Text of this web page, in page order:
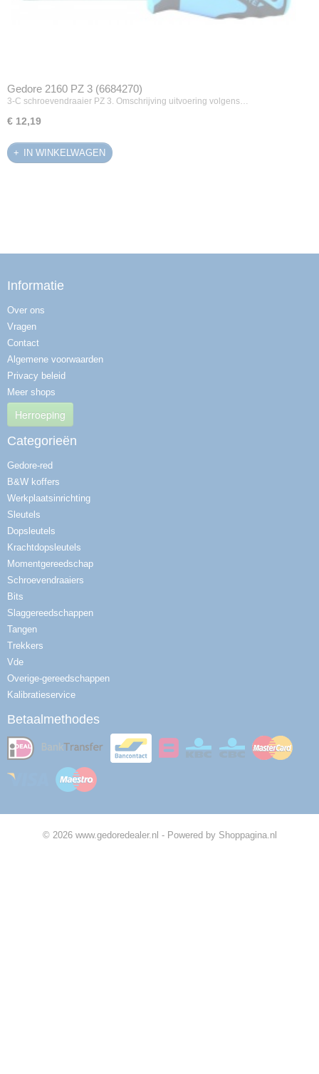
Gedore 2160 PZ 3 (6684270)
3-C schroevendraaier PZ 3. Omschrijving uitvoering volgens…
€ 12,19
IN WINKELWAGEN
Informatie
Over ons
Vragen
Contact
Algemene voorwaarden
Privacy beleid
Meer shops
Herroeping
Categorieën
Gedore-red
B&W koffers
Werkplaatsinrichting
Sleutels
Dopsleutels
Krachtdopsleutels
Momentgereedschap
Schroevendraaiers
Bits
Slaggereedschappen
Tangen
Trekkers
Vde
Overige-gereedschappen
Kalibratieservice
Betaalmethodes
© 2026 www.gedoredealer.nl - Powered by Shoppagina.nl